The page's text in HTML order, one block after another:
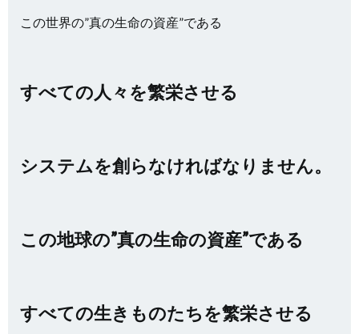
この世界の”真の生命の資産”である
すべての人々を繁栄させる
システムを創らなければなりません。
この地球の”真の生命の資産”である
すべての生きものたちを繁栄させる